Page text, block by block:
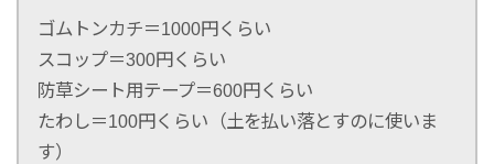
ゴムトンカチ＝1000円くらい
スコップ＝300円くらい
防草シート用テープ＝600円くらい
たわし＝100円くらい（土を払い落とすのに使いま
す）